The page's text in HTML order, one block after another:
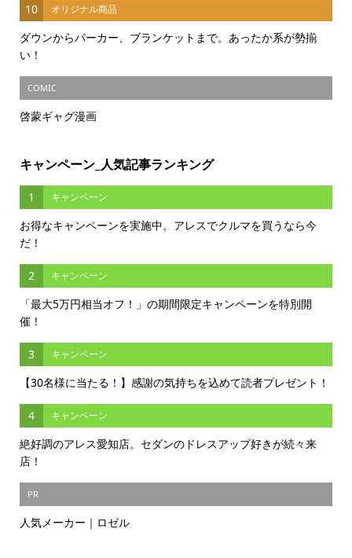
10 オリジナル商品
ダウンからパーカー、ブランケットまで。あったか系が勢揃
い！
COMIC
啓蒙ギャグ漫画
キャンペーン_人気記事ランキング
1 キャンペーン
お得なキャンペーンを実施中。アレスでクルマを買うなら今
だ！
2 キャンペーン
「最大5万円相当オフ！」の期間限定キャンペーンを特別開
催！
3 キャンペーン
【30名様に当たる！】感謝の気持ちを込めて読者プレゼント！
4 キャンペーン
絶好調のアレス愛知店。セダンのドレスアップ好きが続々来
店！
PR
人気メーカー｜ロゼル